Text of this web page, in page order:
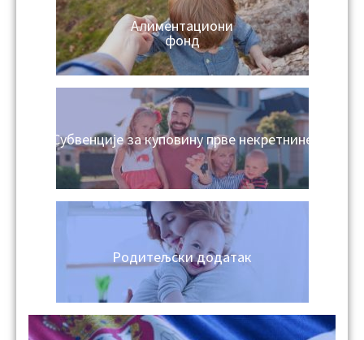
Алиментациони
фонд
Субвенције за куповину прве некретнине
Родитељски додатак